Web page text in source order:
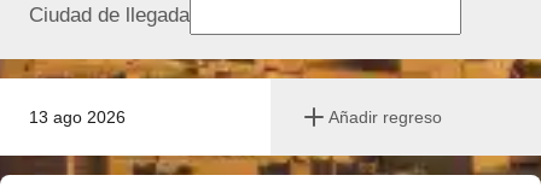
13 ago 2026 Añadir regreso
Ciudad de llegada